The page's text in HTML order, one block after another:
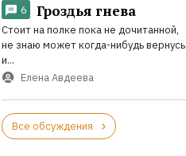
6 Гроздья гнева
Стоит на полке пока не дочитанной,
не знаю может когда-нибудь вернусь
и...
Елена Авдеева
Все обсуждения